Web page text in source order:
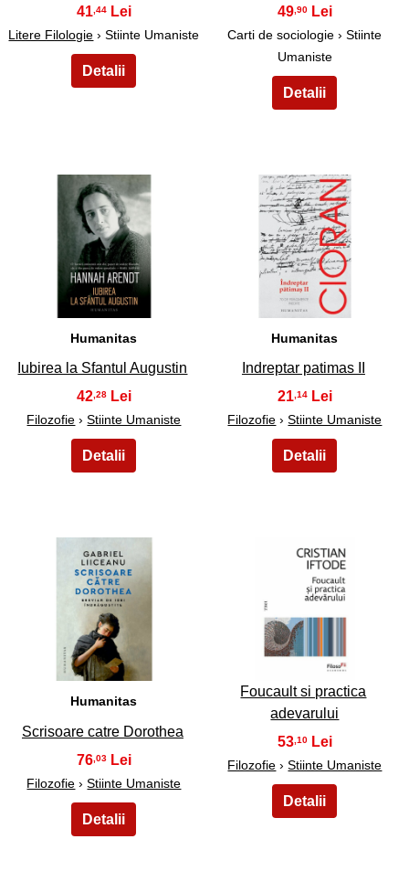
41 ,44
Litere Filologie › Stiinte Umaniste
49,90
Carti de sociologie › Stiinte
Umaniste
29
Humanitas
Iubirea la Sfantul Augustin
42 ,28
Filozofie ›Stiinte Umaniste
30
Humanitas
Indreptar patimas II
21 ,14
Filozofie ›Stiinte Umaniste
31
Humanitas
Scrisoare catre Dorothea
76,03
Filozofie ›Stiinte Umaniste
32
Foucault si practica
adevarului
53 ,10
Filozofie ›Stiinte Umaniste